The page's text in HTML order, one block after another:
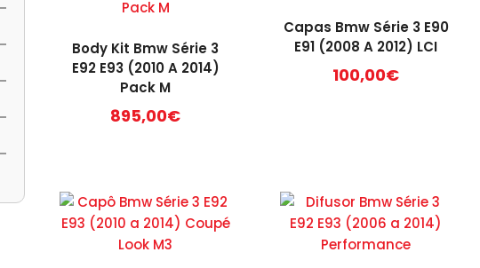
Body Kit Bmw Série 3
E92 E93 (2010 A 2014)
Pack M
895,00€
Capas Bmw Série 3 E90
E91 (2008 A 2012) LCI
100,00€